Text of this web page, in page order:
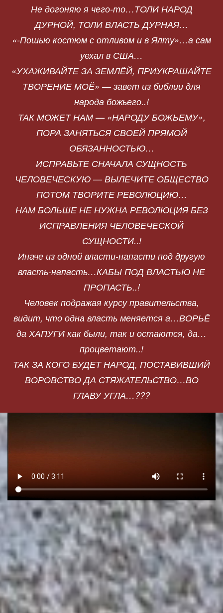
Не догоняю я чего-то…ТОЛИ НАРОД
ДУРНОЙ, ТОЛИ ВЛАСТЬ ДУРНАЯ…
«-Пошью костюм с отливом и в Ялту»…а сам
уехал в США…
«УХАЖИВАЙТЕ ЗА ЗЕМЛЁЙ, ПРИУКРАШАЙТЕ
ТВОРЕНИЕ МОЁ» — завет из библии для
народа божьего..!
ТАК МОЖЕТ НАМ — «НАРОДУ БОЖЬЕМУ»,
ПОРА ЗАНЯТЬСЯ СВОЕЙ ПРЯМОЙ
ОБЯЗАННОСТЬЮ…
ИСПРАВЬТЕ СНАЧАЛА СУЩНОСТЬ
ЧЕЛОВЕЧЕСКУЮ — ВЫЛЕЧИТЕ ОБЩЕСТВО
ПОТОМ ТВОРИТЕ РЕВОЛЮЦИЮ…
НАМ БОЛЬШЕ НЕ НУЖНА РЕВОЛЮЦИЯ БЕЗ
ИСПРАВЛЕНИЯ ЧЕЛОВЕЧЕСКОЙ
СУЩНОСТИ..!
Иначе из одной власти-напасти под другую
власть-напасть…КАБЫ ПОД ВЛАСТЬЮ НЕ
ПРОПАСТЬ..!
Человек подражая курсу правительства,
видит, что одна власть меняется а…ВОРЬЁ
да ХАПУГИ как были, так и остаются, да…
процветают..!
ТАК ЗА КОГО БУДЕТ НАРОД, ПОСТАВИВШИЙ
ВОРОВСТВО ДА СТЯЖАТЕЛЬСТВО…ВО
ГЛАВУ УГЛА…???